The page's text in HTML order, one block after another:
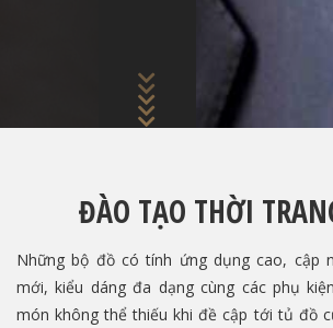
ĐÀO TẠO THỜI
Những bộ đồ có tính ứng dụng cao, cập
mới, kiểu dáng đa dạng cùng các phụ
món không thể thiếu khi đề cập tới tủ đồ